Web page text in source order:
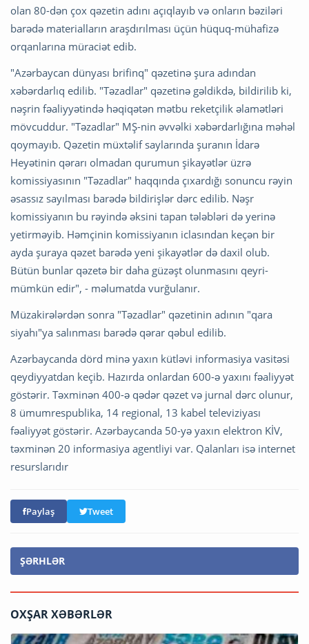
olan 80-dən çox qəzetin adını açıqlayıb və onların bəziləri
barədə materialların araşdırılması üçün hüquq-mühafizə
orqanlarına müraciət edib.
"Azərbaycan dünyası brifinq" qəzetinə şura adından
xəbərdarlıq edilib. "Təzadlar" qəzetinə gəldikdə, bildirilib ki,
nəşrin fəaliyyətində həqiqətən mətbu reketçilik əlamətləri
mövcuddur. "Təzadlar" MŞ-nin əvvəlki xəbərdarlığına məhəl
qoymayıb. Qəzetin müxtəlif saylarında şuranın İdarə
Heyətinin qərarı olmadan qurumun şikayətlər üzrə
komissiyasının "Təzadlar" haqqında çıxardığı sonuncu rəyin
əsassız sayılması barədə bildirişlər dərc edilib. Nəşr
komissiyanın bu rəyində əksini tapan tələbləri də yerinə
yetirməyib. Həmçinin komissiyanın iclasından keçən bir
ayda şuraya qəzet barədə yeni şikayətlər də daxil olub.
Bütün bunlar qəzetə bir daha güzəşt olunmasını qeyri-
mümkün edir", - məlumatda vurğulanır.
Müzakirələrdən sonra "Təzadlar" qəzetinin adının "qara
siyahı"ya salınması barədə qərar qəbul edilib.
Azərbaycanda dörd minə yaxın kütləvi infоrmаsiyа vаsitəsi
qеydiyyаtdаn kеçib. Hаzırdа оnlаrdаn 600-ə yахını fəaliyyət
göstərir. Təхminən 400-ə qədər qəzеt və jurnаl dərc оlunur,
8 ümumrespublika, 14 regional, 13 kabel televiziyası
fəаliyyət göstərir. Аzərbаycаndа 50-yə yaxın elektron KİV,
təxminən 20 informasiya agentliyi vаr. Qalanları isə internet
resurslarıdır
Paylaş Tweet
ŞƏRHLƏR
OXŞAR XƏBƏRLƏR